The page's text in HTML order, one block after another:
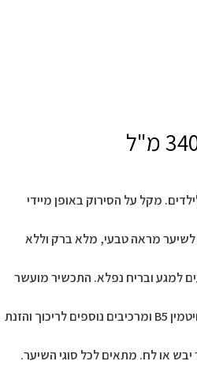
מקל על הסירוק באופן מיידי
לשיער מראה טבעי, מלא ברק וללא
למגע ובריח נפלא. התכשיר מועשר
בתמציות רוזמרין, ויטמין E , פרו ויטמין B5 ומרכיבים נוספים לריכוך והזנת
יבש או לח. מתאים לכל סוגי השיער.